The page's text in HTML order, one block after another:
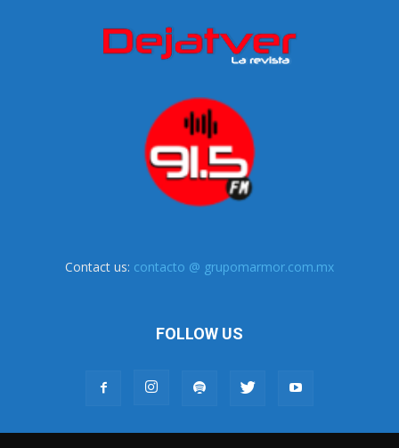
Contact us: contacto @ grupomarmor.com.mx
FOLLOW US